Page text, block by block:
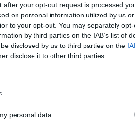
after your opt-out request is processed
on personal information utilized by us
to your opt-out. You may separately
by third parties on the IAB’s list of
disclosed by us to third parties on the
disclose it to other third parties.
personal data.
– η Μαρία τα ήθελε
για γυναίκες